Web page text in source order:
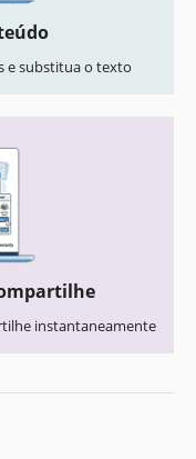
e substitua o texto
instantaneamente